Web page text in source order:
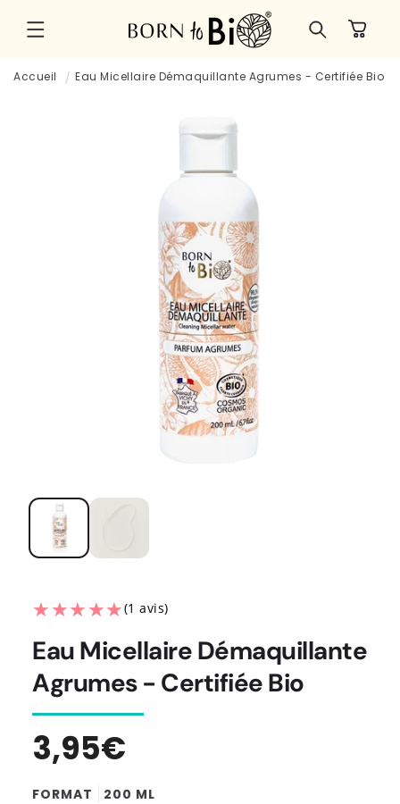
passer
au
Panier
Accueil
Eau Micellaire Démaquillante Agrumes - Certifiée Bio
★★★★★
★★★★★(1 avis)
Eau Micellaire Démaquillante
Agrumes - Certifiée Bio
Prix
habituel
3,95€
FORMAT
200 ML